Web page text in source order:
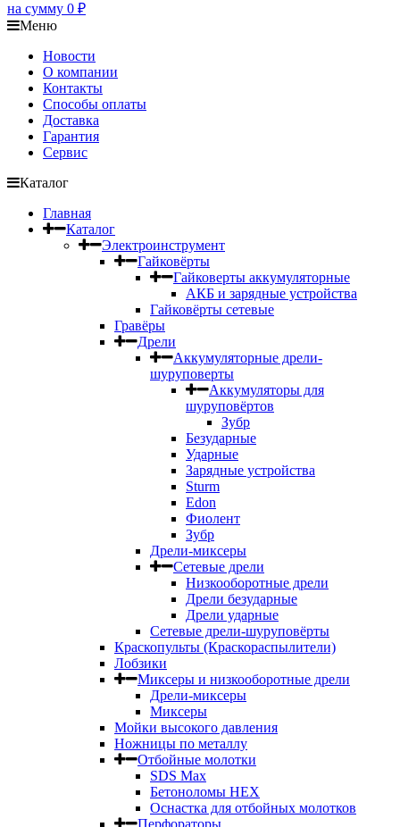
на сумму 0 ₽
Меню
Новости
О компании
Контакты
Способы оплаты
Доставка
Гарантия
Сервис
Каталог
Главная
Каталог
Электроинструмент
Гайковёрты
Гайковерты аккумуляторные
АКБ и зарядные устройства
Гайковёрты сетевые
Гравёры
Дрели
Аккумуляторные дрели-
шуруповерты
Аккумуляторы для
шуруповёртов
Зубр
Безударные
Ударные
Зарядные устройства
Sturm
Edon
Фиолент
Зубр
Дрели-миксеры
Сетевые дрели
Низкооборотные дрели
Дрели безударные
Дрели ударные
Сетевые дрели-шуруповёрты
Краскопульты (Краскораспылители)
Лобзики
Миксеры и низкооборотные дрели
Дрели-миксеры
Миксеры
Мойки высокого давления
Ножницы по металлу
Отбойные молотки
SDS Max
Бетоноломы HEX
Оснастка для отбойных молотков
Перфораторы